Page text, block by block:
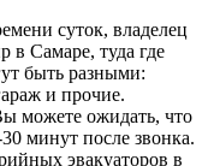
суток, владелец
в Самаре, туда где
быть разными:
и прочие.
можете ожидать, что
минут после звонка.
эвакуаторов в